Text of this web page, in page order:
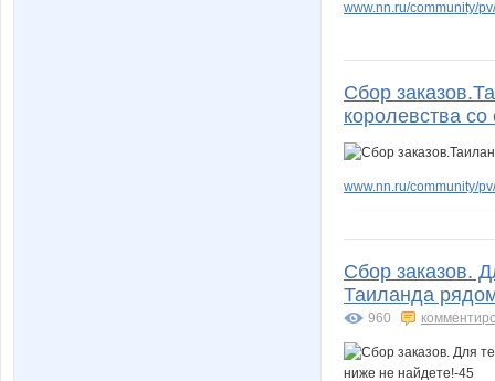
www.nn.ru/community/
Сбор
королевства
www.nn.ru/community/
Сбор заказов.
Таиланда
960